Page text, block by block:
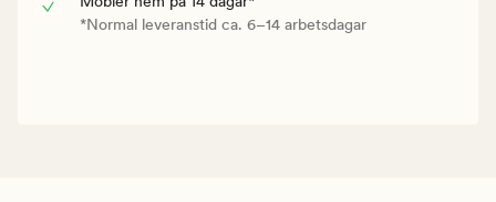
*Normal leveranstid ca. 6–14 arbetsdagar